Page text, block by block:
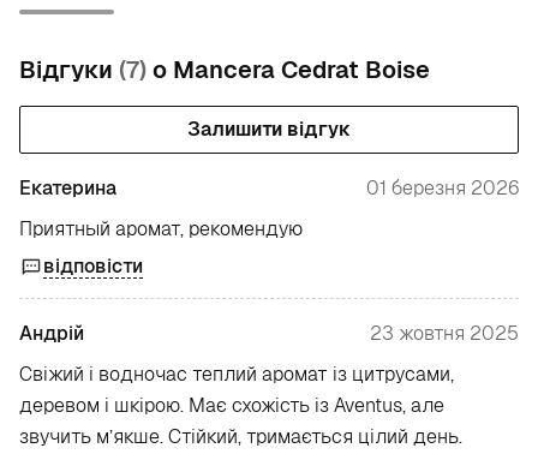
Відгуки (7)о Mancera Cedrat Boise
Залишити відгук
Екатерина
01 березня 2026
Приятный аромат, рекомендую
відповісти
Андрій
23 жовтня 2025
Свіжий і водночас теплий аромат із цитрусами,
деревом і шкірою. Має схожість із Aventus, але
звучить м’якше. Стійкий, тримається цілий день.